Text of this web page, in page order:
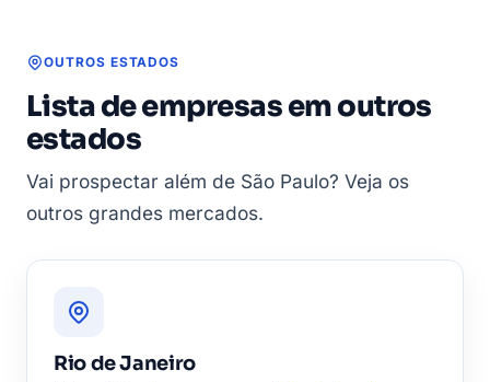
OUTROS ESTADOS
Lista de empresas em outros
estados
Vai prospectar além de São Paulo? Veja os
outros grandes mercados.
Rio de Janeiro